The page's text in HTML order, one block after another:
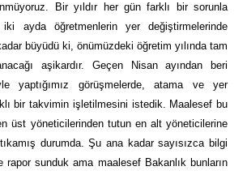
Bir yıldır her gün farklı bir sorunla
ayda öğretmenlerin yer değiştirmelerinde
büyüdü ki, önümüzdeki öğretim yılında tam
aşikardır. Geçen Nisan ayından beri
yaptığımız görüşmelerde, atama ve yer
bir takvimin işletilmesini istedik. Maalesef bu
üst yöneticilerinden tutun en alt yöneticilerine
durumda. Şu ana kadar sayısızca bilgi
rapor sunduk ama maalesef Bakanlık bunların